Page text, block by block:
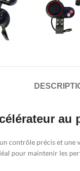
au
contrôle précis et
pour maintenir les